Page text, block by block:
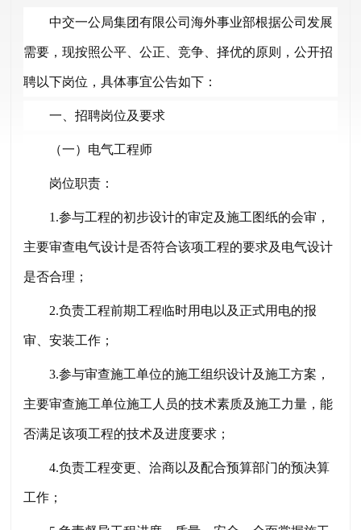
中交一公局集团有限公司海外事业部根据公司发展
需要，现按照公平、公正、竞争、择优的原则，公开招
聘以下岗位，具体事宜公告如下：
一、招聘岗位及要求
（一） 电气工程师
岗位职责：
1.参与工程的初步设计的审定及施工图纸的会审，
主要审查电气设计是否符合该项工程的要求及电气设计
是否合理；
2.负责工程前期工程临时用电以及正式用电的报
审、安装工作；
3.参与审查施工单位的施工组织设计及施工方案，
主要审查施工单位施工人员的技术素质及施工力量，能
否满足该项工程的技术及进度要求；
4.负责工程变更、洽商以及配合预算部门的预决算
工作；